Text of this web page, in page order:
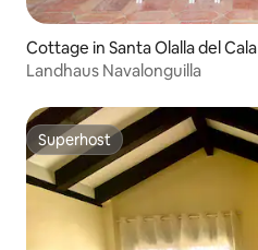
Cottage in Santa Olalla del Cala
Landhaus Navalonguilla
Superhost
Superhost